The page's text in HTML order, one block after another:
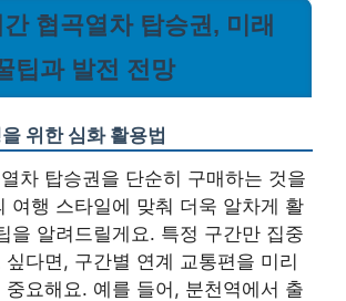
협곡열차 탑승권, 미래
팁과 발전 전망
위한 심화 활용법
차 탑승권을 단순히 구매하는 것을
여행 스타일에 맞춰 더욱 알차게 활
을 알려드릴게요. 특정 구간만 집중
싶다면, 구간별 연계 교통편을 미리
중요해요. 예를 들어, 분천역에서 출